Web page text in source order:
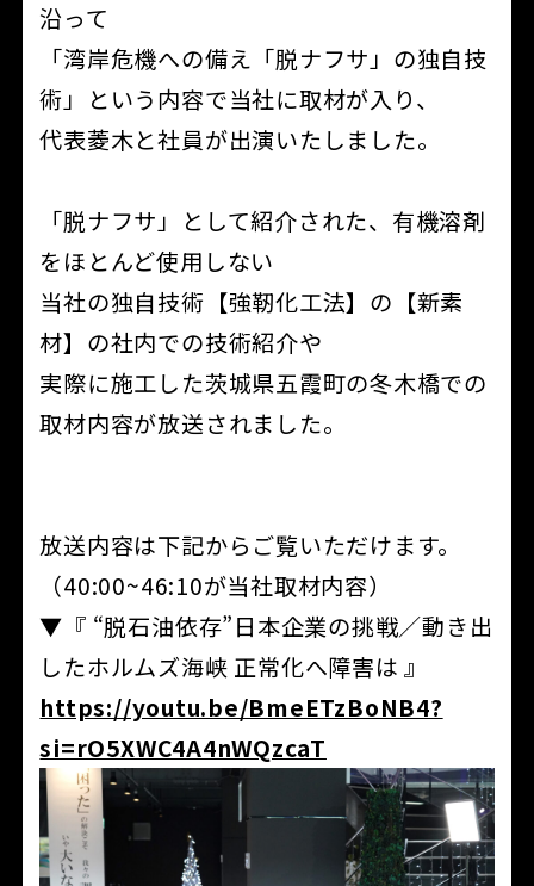
沿って
「湾岸危機への備え「脱ナフサ」の独自技
術」という内容で当社に取材が入り、
代表菱木と社員が出演いたしました。
「脱ナフサ」として紹介された、有機溶剤
をほとんど使用しない
当社の独自技術【強靭化工法】の【新素
材】の社内での技術紹介や
実際に施工した茨城県五霞町の冬木橋での
取材内容が放送されました。
放送内容は下記からご覧いただけます。
（40:00~46:10が当社取材内容）
▼『 “脱石油依存”日本企業の挑戦／動き出
したホルムズ海峡 正常化へ障害は 』
https://youtu.be/BmeETzBoNB4?
si=rO5XWC4A4nWQzcaT